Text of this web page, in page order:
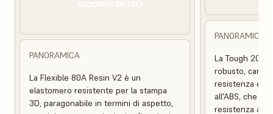
PANORAMICA
La Flexible 80A Resin V2 è un
elastomero resistente per la stampa
3D, paragonabile in termini di aspetto,
PANORAMICA
La Tough
robusto,
resistenza e
all'ABS, che
resistenza alle